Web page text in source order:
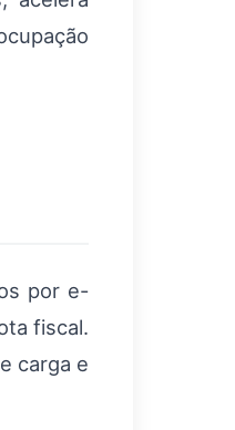
por e-
fiscal.
carga e